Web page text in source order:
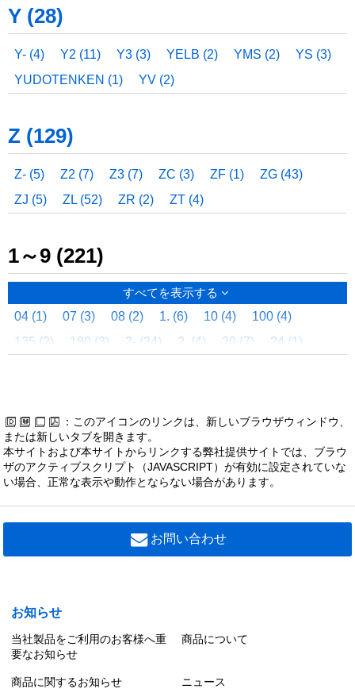
TMMN (1)
TMSF (75)
TMSFW (5) TMSL (1)
TMSNC (1)
TMSNJ (4)
TMSR (3) TMTN (9)
TMTS (2)
TMURB (2)
TNX (8)
TOT (2) TOTU (4) TPA (4)
TPBC (1)
TPEX (7)
TPFHF (1) TPG (1)
TPP (4)
TPPB (2) TPPC (1) TPPD (1)
TPPE (3)
TRCJ (2)
TRCL (5)
TRPE (1) TRPJ (2) TRPK (5)
TRPM (9)
TRS (3) TRSC (4)
TRSCL (2)
TRSP (4)
TRSU (1) TRT (4) TRW (22)
TRWM (5)
TTFBSS (1)
TTFBTB (3) TTFBTM (2)
TTFBWS (1)
TTFCA (2)
TTFCU (1) TTFLS (1)
TTFSF (2)
TTFSFW (3)
TTFSL (1) TTFTB (1)
TTFTS (1)
TTV (1)
TUISP (2) TUT (8) TVM (3)
TVMP (1)
TWHN (1) TWM (19)
Y (28)
Y- (4) Y2 (11) Y3 (3) YELB (2) YMS (2)
YS (3)
YUDOTENKEN (1)
YV (2)
Z (129)
Z- (5) Z2 (7) Z3 (7) ZC (3) ZF (1)
ZG (43)
ZJ (5)
ZL (52) ZR (2) ZT (4)
1～9 (221)
すべてを表示する
04 (1) 07 (3) 08 (2) 1. (6) 10 (4)
100 (4)
135 (2)
180 (3) 2- (24) 2. (4) 20 (7)
24 (1)
4N (5)
50 (1) 55 (2) 5H (2) 5N (4)
5S (2)
680 (1)
6C (10) 6H (1) 6K (3)
7H (13)
7N (3) 8C (7) 8K (3) 8P (1)
90 (2)
：このアイコンのリンクは、新しいブラウザウィンドウ、
または新しいタブを開きます。
本サイトおよび本サイトからリンクする弊社提供サイトでは、ブラウ
ザのアクティブスクリプト（JAVASCRIPT）が有効に設定されていな
い場合、正常な表示や動作とならない場合があります。
お問い合わせ
お知らせ
当社製品をご利用のお客様へ重
要なお知らせ
商品について
商品に関するお知らせ ニュース